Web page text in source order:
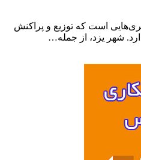
است که توزیع و پراکنش
یزد، از جمله…